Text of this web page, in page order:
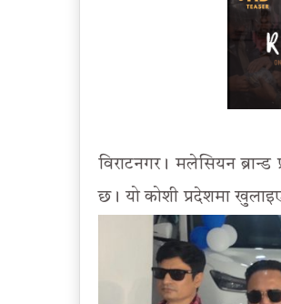
विराटनगर। मलेसियन
छ। यो कोशी प्रदेशमा